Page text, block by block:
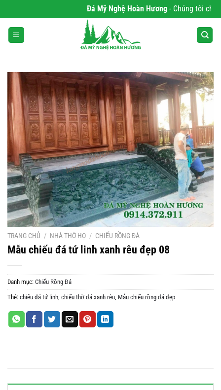
qua
nội
dung
Đá Mỹ Nghệ Hoàn Hương- Chúng tôi
TRANG CHỦ / NHÀ THỜ HỌ / CHIẾU RỒNG ĐÁ
Mẫu chiếu đá tứ linh xanh rêu đẹp 08
Danh mục: Chiếu Rồng Đá
Thẻ: chiếu đá tứ linh, chiếu thờ đá xanh rêu, Mẫu chiếu rồng đá đẹp